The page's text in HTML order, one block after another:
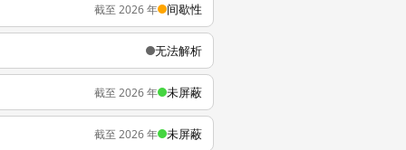
截至 2026 年 间歇性
无法解析
截至 2026 年 未屏蔽
截至 2026 年 未屏蔽